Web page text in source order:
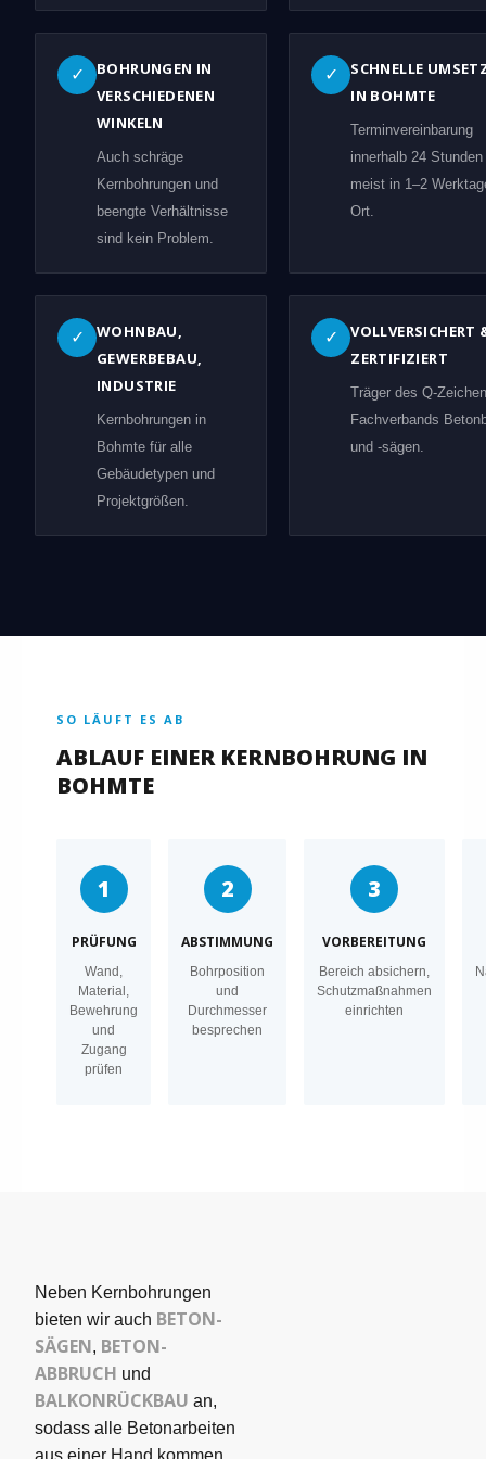
✓
BOHRUNGEN IN
VERSCHIEDENEN
WINKELN
Auch schräge
Kernbohrungen und
beengte Verhältnisse
sind kein Problem.
✓
SCHNELLE
IN BOHMTE
Terminvereinbarung
innerhalb 24 Stunden
meist in 1–2
Ort.
✓
WOHNBAU,
GEWERBEBAU,
INDUSTRIE
Kernbohrungen in
Bohmte für alle
Gebäudetypen und
Projektgrößen.
✓
VOLLVERSICHERT
ZERTIFIZIERT
Träger des Q-
Fachverbands
und -sägen.
SO LÄUFT ES AB
ABLAUF EINER KERNBOHRUNG IN
BOHMTE
1
PRÜFUNG
Wand,
Material,
Bewehrung
und
Zugang
prüfen
2
ABSTIMMUNG
Bohrposition
und
Durchmesser
besprechen
3
VORBEREITUNG
Bereich absichern,
Schutzmaßnahmen
einrichten
Neben Kernbohrungen
bieten wir auch BETON­
SÄGEN, BETON-
ABBRUCH und
BALKONRÜCKBAU an,
sodass alle Betonarbeiten
aus einer Hand kommen.